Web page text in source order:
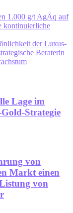
1.000 g/t AgÄq auf
kontinuierliche
der Luxus-
Beraterin
Lage im
Strategie
von
Markt einen
von